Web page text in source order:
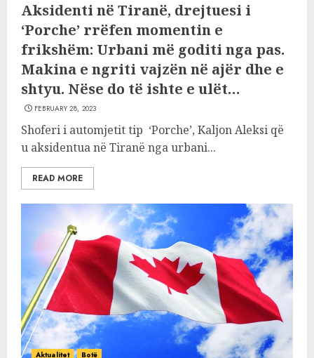
Aksidenti në Tiranë, drejtuesi i
‘Porche’ rrëfen momentin e
frikshëm: Urbani më goditi nga pas.
Makina e ngriti vajzën në ajër dhe e
shtyu. Nëse do të ishte e ulët…
FEBRUARY 28, 2023
Shoferi i automjetit tip ‘Porche’, Kaljon Aleksi që
u aksidentua në Tiranë nga urbani...
READ MORE
Aktualitet Botë